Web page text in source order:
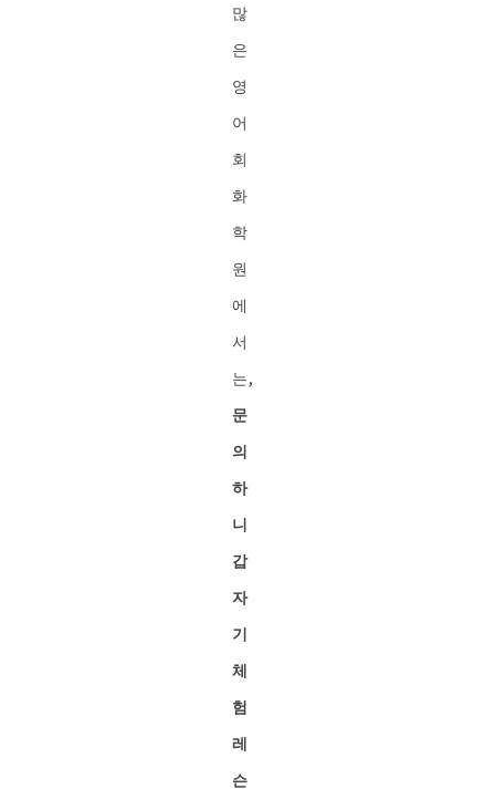
많
은
영
어
회
화
학
원
에
서
는,
문
의
하
니
갑
자
기
체
험
레
슨